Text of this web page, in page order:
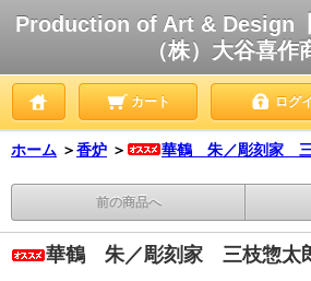
Production of Art & Design
（株）大谷喜作
カート ログ
ホーム ＞香炉 ＞ 華鶴 朱／彫刻家
前の商品へ
華鶴 朱／彫刻家 三枝惣太